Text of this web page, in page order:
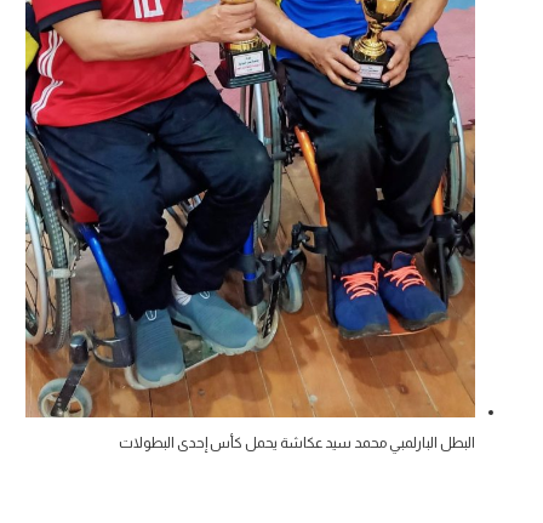
البطل البارلمبي محمد سيد عكاشة يحمل كأس إحدى البطولات